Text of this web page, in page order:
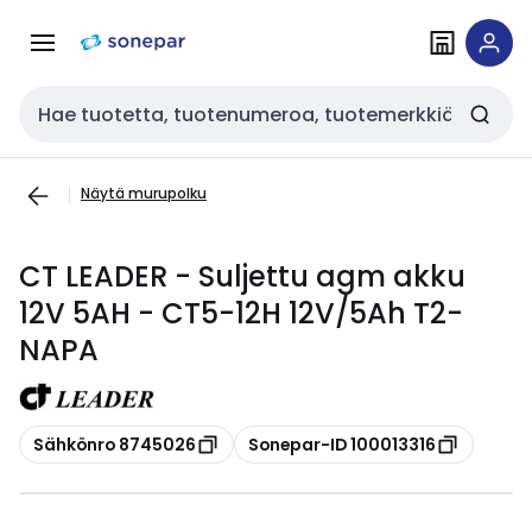
navigointiinsisältöön
Haku
Näytä murupolku
CT LEADER - Suljettu agm akku
12V 5AH - CT5-12H 12V/5Ah T2-
NAPA
Kopioi
Sähkönro 8745026 Kopioi
Sonepar-ID 100013316